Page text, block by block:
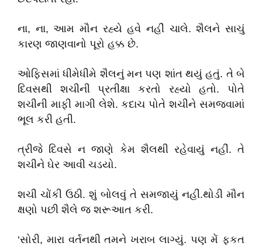
ના, ના, આમ મૌન રહ્યે હવે નહીં ચાલે. શૈલને સાચું
કારણ જાણવાનો પૂરો હક્ક છે.
ઓફિસમાં ધીમેધીમે શૈલનું મન પણ શાંત થયું હતું. તે બે
દિવસથી શચીની પ્રતીક્ષા કરતો રહ્યો હતો. પોતે
શચીની માફી માગી લેશે. કદાચ પોતે શચીને સમજવામાં
ભૂલ કરી હતી.
ત્રીજે દિવસે ન જાણે કેમ શૈલથી રહેવાયું નહીં. તે
શચીને ઘેર આવી ચડયો.
શચી ચોંકી ઉઠી. શું બોલવું તે સમજાયું નહીં.થોડી મૌન
ક્ષણો પછી શૈલે જ શરૂઆત કરી.
‘સોરી, મારા વર્તનથી તમને ખરાબ લાગ્યું. પણ મેં ફકત